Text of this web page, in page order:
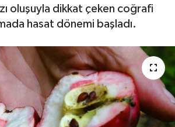
oluşuyla dikkat çeken coğrafi
hasat dönemi başladı.